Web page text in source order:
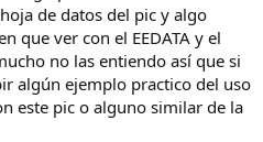
de datos del pic y algo
que ver con el EEDATA y el
no las entiendo así que si
algún ejemplo practico del uso
este pic o alguno similar de la